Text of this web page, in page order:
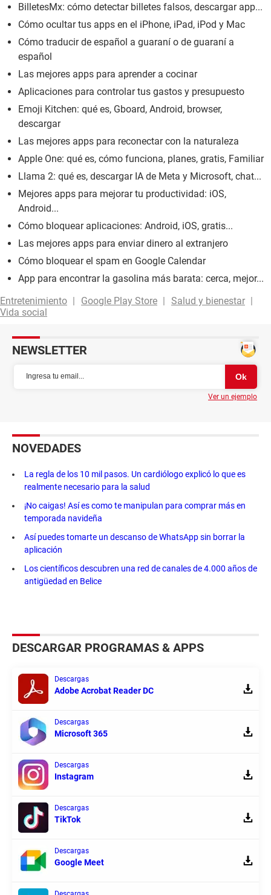
BilletesMx: cómo detectar billetes falsos, descargar app...
Cómo ocultar tus apps en el iPhone, iPad, iPod y Mac
Cómo traducir de español a guaraní o de guaraní a
español
Las mejores apps para aprender a cocinar
Aplicaciones para controlar tus gastos y presupuesto
Emoji Kitchen: qué es, Gboard, Android, browser,
descargar
Las mejores apps para reconectar con la naturaleza
Apple One: qué es, cómo funciona, planes, gratis, Familiar
Llama 2: qué es, descargar IA de Meta y Microsoft, chat...
Mejores apps para mejorar tu productividad: iOS,
Android...
Cómo bloquear aplicaciones: Android, iOS, gratis...
Las mejores apps para enviar dinero al extranjero
Cómo bloquear el spam en Google Calendar
App para encontrar la gasolina más barata: cerca, mejor...
Entretenimiento
Google Play Store
Salud y bienestar
Vida social
NEWSLETTER
Ver un ejemplo
NOVEDADES
La regla de los 10 mil pasos. Un cardiólogo explicó lo que es
realmente necesario para la salud
¡No caigas! Así es como te manipulan para comprar más en
temporada navideña
Así puedes tomarte un descanso de WhatsApp sin borrar la
aplicación
Los científicos descubren una red de canales de 4.000 años de
antigüedad en Belice
DESCARGAR PROGRAMAS & APPS
Descargas
Adobe Acrobat Reader DC
Descargas
Microsoft 365
Descargas
Instagram
Descargas
TikTok
Descargas
Google Meet